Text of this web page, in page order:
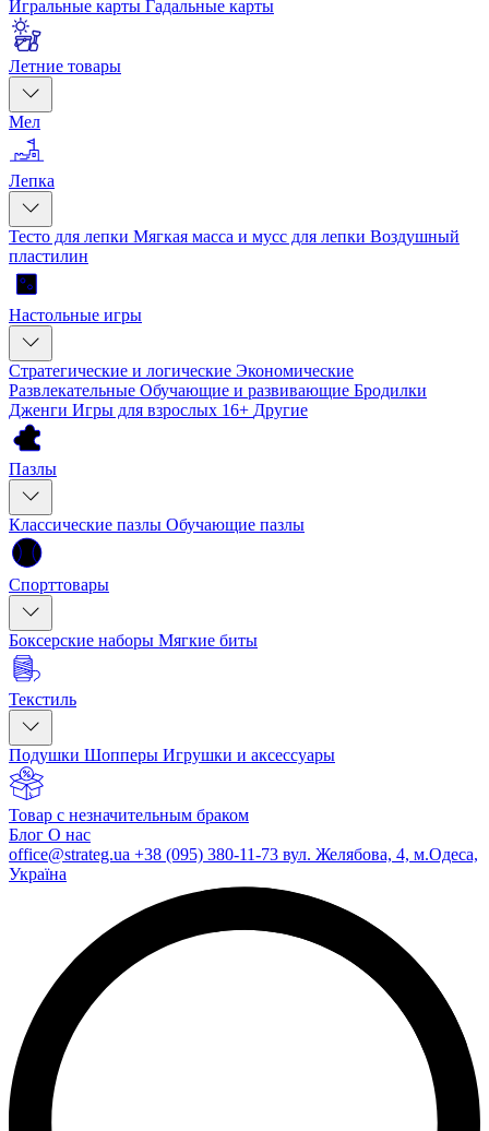
Игральные карты Гадальные карты
Летние товары
Мел
Лепка
Тесто для лепки Мягкая масса и мусс для лепки Воздушный
пластилин
Настольные игры
Стратегические и логические Экономические
Развлекательные Обучающие и развивающие Бродилки
Дженги Игры для взрослых 16+ Другие
Пазлы
Классические пазлы Обучающие пазлы
Спорттовары
Боксерские наборы Мягкие биты
Текстиль
Подушки Шопперы Игрушки и аксессуары
Товар с незначительным браком
Блог О нас
office@strateg.ua +38 (095) 380-11-73 вул. Желябова, 4, м.Одеса,
Україна